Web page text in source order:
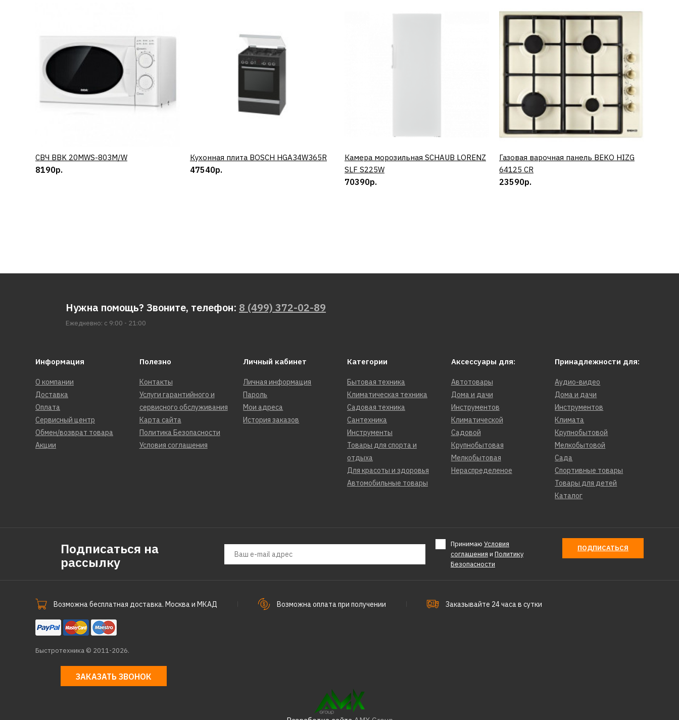
КУПИТЬ
СВЧ BBK 20MWS-803M/W
8190р.
КУПИТЬ
Кухонная плита BOSCH HGA34W365R
47540р.
КУПИТЬ
Камера морозильная SCHAUB LORENZ
SLF S225W
70390р.
КУПИТЬ
Газовая варочная панель BEKO HIZG
64125 CR
23590р.
Нужна помощь? Звоните, телефон: 8 (499) 372-02-89
Ежедневно: с 9:00 - 21:00
Информация
О компании
Доставка
Оплата
Сервисный центр
Обмен/возврат товара
Акции
Полезно
Контакты
Услуги гарантийного и
сервисного обслуживания
Карта сайта
Политика Безопасности
Условия соглашения
Личный кабинет
Личная информация
Пароль
Мои адреса
История заказов
Категории
Бытовая техника
Климатическая техника
Садовая техника
Сантехника
Инструменты
Товары для спорта и
отдыха
Для красоты и здоровья
Автомобильные товары
Аксессуары для:
Автотовары
Дома и дачи
Инструментов
Климатической
Садовой
Крупнобытовая
Мелкобытовая
Нераспределеное
Принадлежности для:
Аудио-видео
Дома и дачи
Инструментов
Климата
Крупнобытовой
Мелкобытовой
Сада
Спортивные товары
Товары для детей
Каталог
Подписаться на
рассылку
Принимаю Условия
соглашения и Политику
Безопасности
ПОДПИСАТЬСЯ
Возможна бесплатная доставка. Москва и МКАД Возможна оплата при получении Заказывайте 24 часа в сутки
Быстротехника © 2011-2026.
ЗАКАЗАТЬ ЗВОНОК